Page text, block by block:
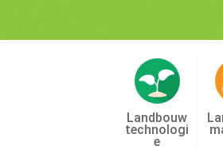
Landbouw
Technologi
E